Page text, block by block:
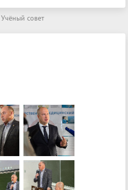
Учёный совет